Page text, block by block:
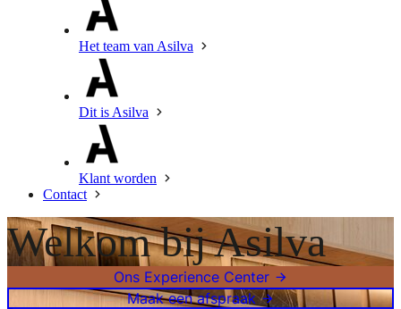
Het team van Asilva
Dit is Asilva
Klant worden
Contact
Welkom bij Asilva
Ons Experience Center
Maak een afspraak